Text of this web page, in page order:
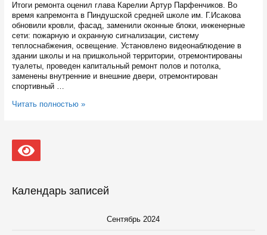
Итоги ремонта оценил глава Карелии Артур Парфенчиков. Во
время капремонта в Пиндушской средней школе им. Г.Исакова
обновили кровли, фасад, заменили оконные блоки, инженерные
сети: пожарную и охранную сигнализации, систему
теплоснабжения, освещение. Установлено видеонаблюдение в
здании школы и на пришкольной территории, отремонтированы
туалеты, проведен капитальный ремонт полов и потолка,
заменены внутренние и внешние двери, отремонтирован
спортивный …
Школу
обновили
за
регионального
Читать полностью »
Календарь записей
Сентябрь 2024